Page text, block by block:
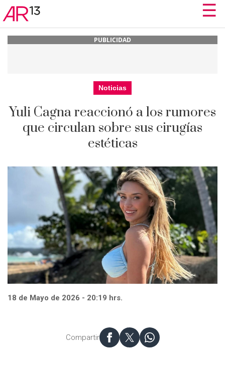
☰
PUBLICIDAD
Noticias
Yuli Cagna reaccionó a los rumores
que circulan sobre sus cirugías
estéticas
18 de Mayo de 2026 - 20:19 hrs.
Compartir
☰